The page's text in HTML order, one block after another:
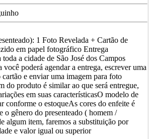
1 Foto Revelada + Cartão de
em papel fotográfico Entrega
a cidade de São José dos Campos
você poderá agendar a entrega, escrever uma
cartão e enviar uma imagem para foto
do produto é similar ao que será entregue,
em suas característicasO modelo de
conforme o estoqueAs cores do enfeite é
o gênero do presenteado ( homem /
algum item, faremos a substituição por
e valor igual ou superior